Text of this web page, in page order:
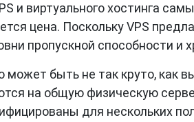
и виртуального хостинга
цена. Поскольку VPS
пропускной способности и
может быть не так круто, как
на общую физическую
для нескольких